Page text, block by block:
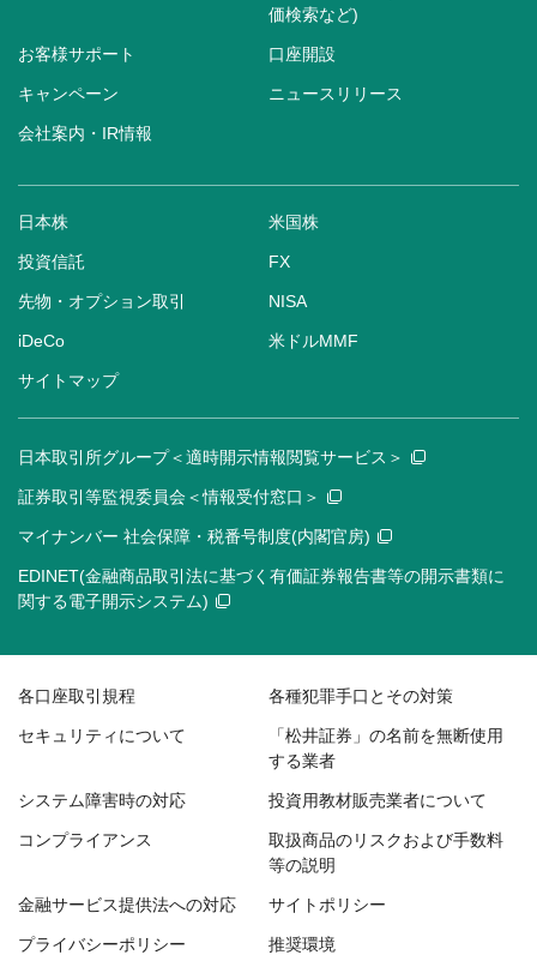
価検索など)
お客様サポート 口座開設
キャンペーン ニュースリリース
会社案内・IR情報
日本株 米国株
投資信託 FX
先物・オプション取引 NISA
iDeCo 米ドルMMF
サイトマップ
日本取引所グループ＜適時開示情報閲覧サービス＞
証券取引等監視委員会＜情報受付窓口＞
マイナンバー 社会保障・税番号制度(内閣官房)
EDINET(金融商品取引法に基づく有価証券報告書等の開示書類に
関する電子開示システム)
各口座取引規程 各種犯罪手口とその対策
セキュリティについて
「松井証券」の名前を無断使用
する業者
システム障害時の対応 投資用教材販売業者について
コンプライアンス
取扱商品のリスクおよび手数料
等の説明
金融サービス提供法への対応 サイトポリシー
プライバシーポリシー 推奨環境